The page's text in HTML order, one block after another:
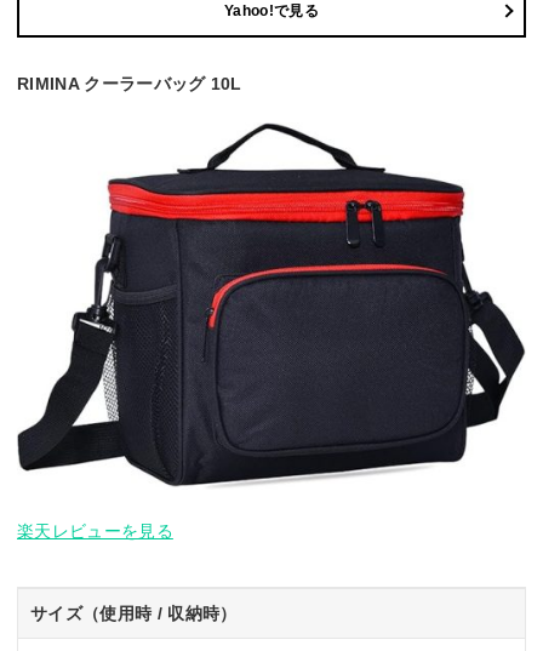
Yahoo!で見る
RIMINA クーラーバッグ 10L
楽天レビューを見る
サイズ（使用時 / 収納時）